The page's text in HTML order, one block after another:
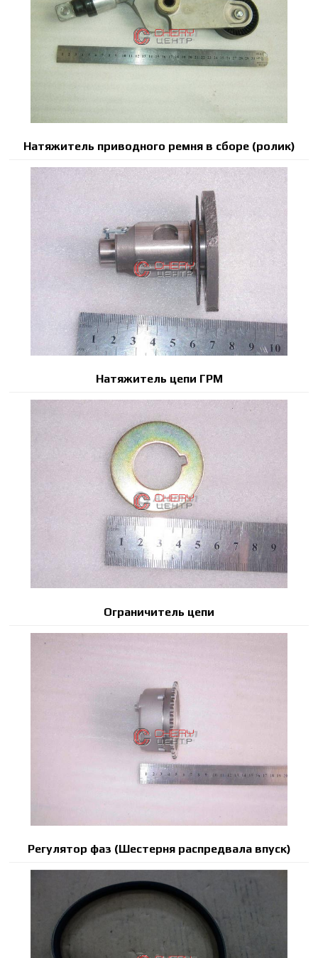
Натяжитель приводного ремня в сборе (ролик)
Натяжитель цепи ГРМ
Ограничитель цепи
Регулятор фаз (Шестерня распредвала впуск)